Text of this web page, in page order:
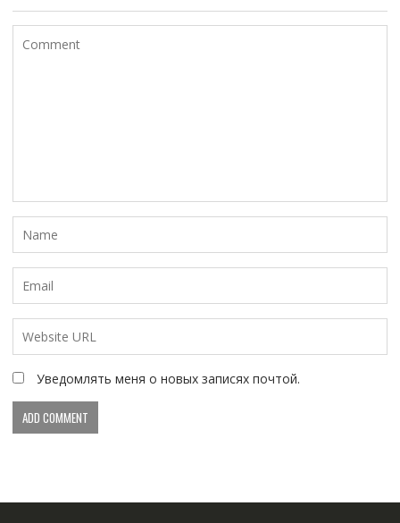
Уведомлять меня о новых записях почтой.